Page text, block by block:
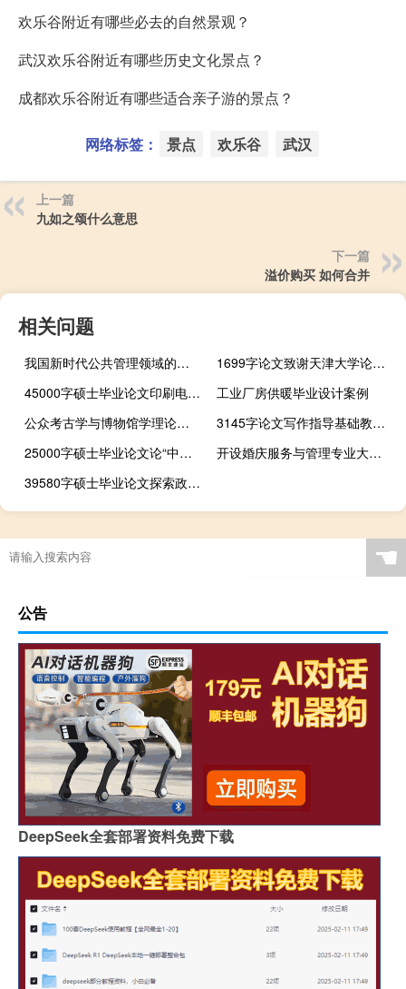
欢乐谷附近有哪些必去的自然景观？
武汉欢乐谷附近有哪些历史文化景点？
成都欢乐谷附近有哪些适合亲子游的景点？
网络标签： 景点 欢乐谷 武汉
上一篇
九如之颂什么意思
下一篇
溢价购买 如何合并
相关问题
我国新时代公共管理领域的理论建设和改革实践意义,新公共管理理论对中国公共管理有什么启示
1699字论文致谢天津大学论文感谢信
45000字硕士毕业论文印刷电路板精密工具磨削关键技术研究
工业厂房供暖毕业设计案例
公众考古学与博物馆学理论阐释,公共考古学的优缺点是什么
3145字论文写作指导基础教育专业学生写作能力的培养与分析
25000字硕士毕业论文论“中国新闻奖”获奖传播文章叙事视角的演变
开设婚庆服务与管理专业大学有哪些
39580字硕士毕业论文探索政府在发展中等护理职业课程中的行为
☚
公告
DeepSeek全套部署资料免费下载